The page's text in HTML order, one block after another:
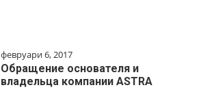
февруари 6, 2017
Обращение основателя и
владельца компании ASTRA